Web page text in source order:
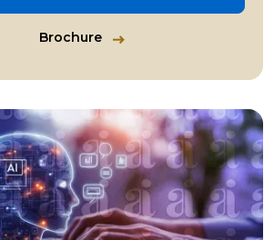
Brochure